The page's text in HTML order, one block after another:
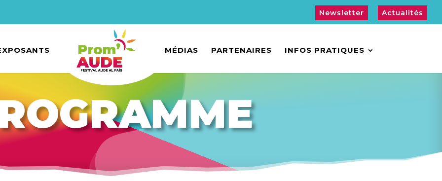
Newsletter Actualités
MÉDIAS PARTENAIRES INFOS PRATIQUES